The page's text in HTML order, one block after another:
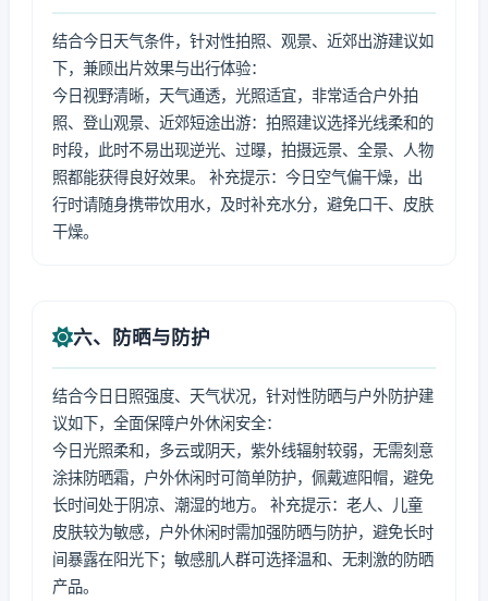
结合今日天气条件，针对性拍照、观景、近郊出游建议如
下，兼顾出片效果与出行体验：
今日视野清晰，天气通透，光照适宜，非常适合户外拍
照、登山观景、近郊短途出游：拍照建议选择光线柔和的
时段，此时不易出现逆光、过曝，拍摄远景、全景、人物
照都能获得良好效果。 补充提示：今日空气偏干燥，出
行时请随身携带饮用水，及时补充水分，避免口干、皮肤
干燥。
六、防晒与防护
结合今日日照强度、天气状况，针对性防晒与户外防护建
议如下，全面保障户外休闲安全：
今日光照柔和，多云或阴天，紫外线辐射较弱，无需刻意
涂抹防晒霜，户外休闲时可简单防护，佩戴遮阳帽，避免
长时间处于阴凉、潮湿的地方。 补充提示：老人、儿童
皮肤较为敏感，户外休闲时需加强防晒与防护，避免长时
间暴露在阳光下；敏感肌人群可选择温和、无刺激的防晒
产品。